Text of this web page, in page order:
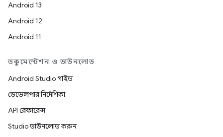
Android 13
Android 12
Android 11
ডকুমেন্টেশন ও ডাউনলোড
Android Studio গাইড
ডেভেলপার নির্দেশিকা
API রেফারেন্স
Studio ডাউনলোড করুন